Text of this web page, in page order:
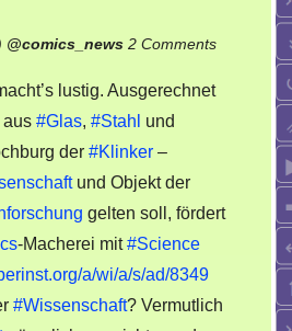
@comics_news 2 Commentson
Wuppertal
Uni
Slam
lustig. Ausgerechnet
aus #Glas, #Stahl und
der #Klinker –
und Objekt der
gelten soll, fördert
-Macherei mit#Science
a/wi/a/s/ad/8349
#Wissenschaft? Vermutlich